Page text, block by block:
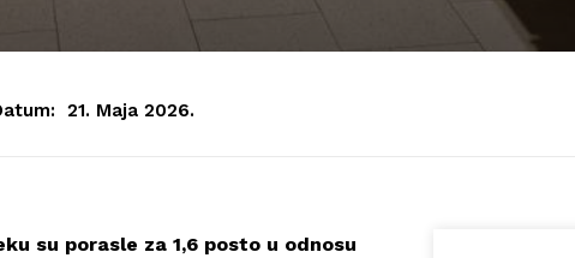
21. Maja 2026.
su porasle za 1,6 posto u odnosu